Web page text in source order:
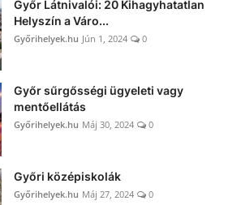
Győr Látnivalói: 20 Kihagyhatatlan
Helyszín a Váro...
Győrihelyek.hu Jún 1, 2024 0
Győr sűrgősségi ügyeleti vagy
mentőellátás
Győrihelyek.hu Máj 30, 2024 0
Győri középiskolák
Győrihelyek.hu Máj 27, 2024 0